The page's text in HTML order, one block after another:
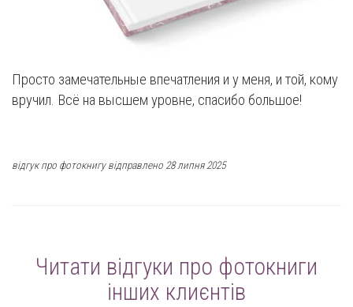
Просто замечательные впечатления и у меня, и той, кому
вручил. Всё на высшем уровне, спасибо большое!
відгук про фотокнигу відправлено 28 липня 2025
Читати відгуки про фотокниги
інших клиєнтів